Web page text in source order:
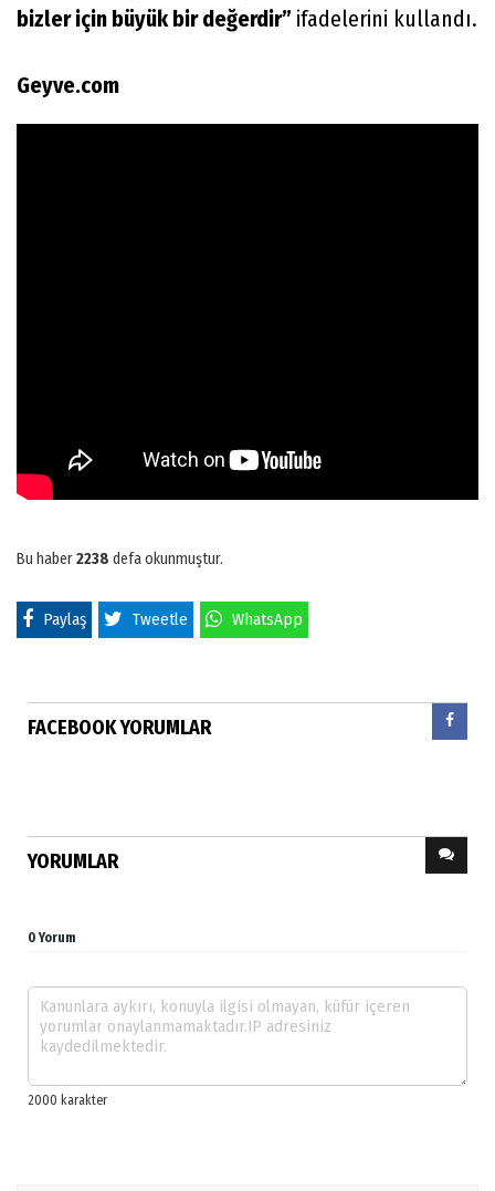
bizler için büyük bir değerdir” ifadelerini kullandı.
Geyve.com
Bu haber2238 defa okunmuştur.
Paylaş Tweetle WhatsApp
FACEBOOK YORUMLAR
YORUMLAR
0 Yorum